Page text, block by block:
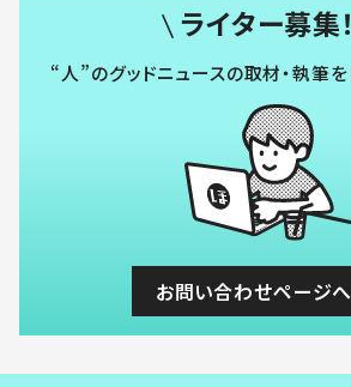
ライター募集！
“人”のグッドニュースの取材・執筆
お問い合わせページへ